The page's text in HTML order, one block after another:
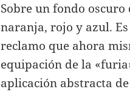
Sobre un fondo
naranja, rojo y azul.
reclamo que ahora
equipación de la
aplicación abstracta